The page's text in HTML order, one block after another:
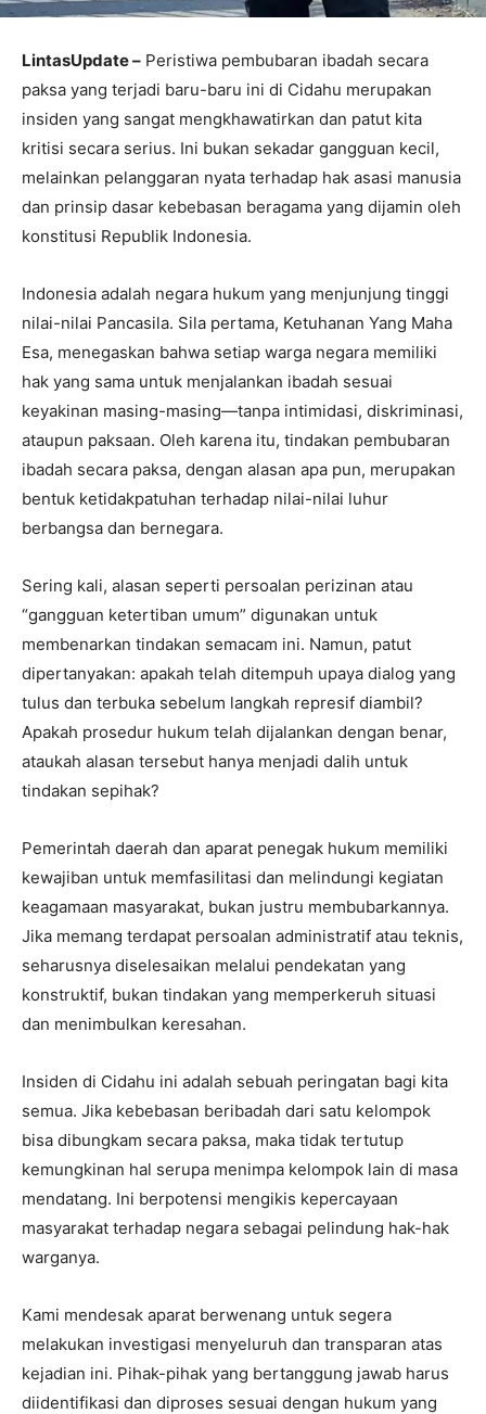
LintasUpdate – Peristiwa pembubaran ibadah secara
paksa yang terjadi baru-baru ini di Cidahu merupakan
insiden yang sangat mengkhawatirkan dan patut kita
kritisi secara serius. Ini bukan sekadar gangguan kecil,
melainkan pelanggaran nyata terhadap hak asasi manusia
dan prinsip dasar kebebasan beragama yang dijamin oleh
konstitusi Republik Indonesia.
Indonesia adalah negara hukum yang menjunjung tinggi
nilai-nilai Pancasila. Sila pertama, Ketuhanan Yang Maha
Esa, menegaskan bahwa setiap warga negara memiliki
hak yang sama untuk menjalankan ibadah sesuai
keyakinan masing-masing—tanpa intimidasi, diskriminasi,
ataupun paksaan. Oleh karena itu, tindakan pembubaran
ibadah secara paksa, dengan alasan apa pun, merupakan
bentuk ketidakpatuhan terhadap nilai-nilai luhur
berbangsa dan bernegara.
Sering kali, alasan seperti persoalan perizinan atau
“gangguan ketertiban umum” digunakan untuk
membenarkan tindakan semacam ini. Namun, patut
dipertanyakan: apakah telah ditempuh upaya dialog yang
tulus dan terbuka sebelum langkah represif diambil?
Apakah prosedur hukum telah dijalankan dengan benar,
ataukah alasan tersebut hanya menjadi dalih untuk
tindakan sepihak?
Pemerintah daerah dan aparat penegak hukum memiliki
kewajiban untuk memfasilitasi dan melindungi kegiatan
keagamaan masyarakat, bukan justru membubarkannya.
Jika memang terdapat persoalan administratif atau teknis,
seharusnya diselesaikan melalui pendekatan yang
konstruktif, bukan tindakan yang memperkeruh situasi
dan menimbulkan keresahan.
Insiden di Cidahu ini adalah sebuah peringatan bagi kita
semua. Jika kebebasan beribadah dari satu kelompok
bisa dibungkam secara paksa, maka tidak tertutup
kemungkinan hal serupa menimpa kelompok lain di masa
mendatang. Ini berpotensi mengikis kepercayaan
masyarakat terhadap negara sebagai pelindung hak-hak
warganya.
Kami mendesak aparat berwenang untuk segera
melakukan investigasi menyeluruh dan transparan atas
kejadian ini. Pihak-pihak yang bertanggung jawab harus
diidentifikasi dan diproses sesuai dengan hukum yang